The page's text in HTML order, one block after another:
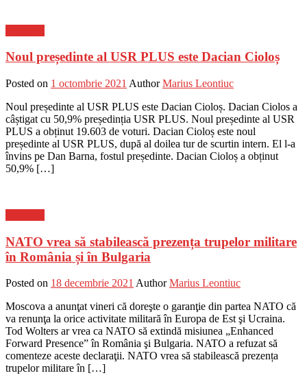
Noul președinte al USR PLUS este Dacian Cioloș
Posted on 1 octombrie 2021 Author Marius Leontiuc
Noul președinte al USR PLUS este Dacian Cioloș. Dacian Ciolos a
câștigat cu 50,9% președinția USR PLUS. Noul președinte al USR
PLUS a obținut 19.603 de voturi. Dacian Cioloș este noul
președinte al USR PLUS, după al doilea tur de scurtin intern. El l-a
învins pe Dan Barna, fostul președinte. Dacian Cioloș a obținut
50,9% […]
NATO vrea să stabilească prezența trupelor militare
în România și în Bulgaria
Posted on 18 decembrie 2021 Author Marius Leontiuc
Moscova a anunţat vineri că doreşte o garanţie din partea NATO că
va renunţa la orice activitate militară în Europa de Est şi Ucraina.
Tod Wolters ar vrea ca NATO să extindă misiunea „Enhanced
Forward Presence” în România şi Bulgaria. NATO a refuzat să
comenteze aceste declaraţii. NATO vrea să stabilească prezența
trupelor militare în […]